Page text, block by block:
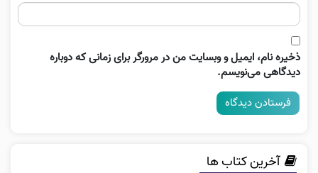
ذخیره نام، ایمیل و وبسایت من در مرورگر برای زمانی که دوباره
دیدگاهی می‌نویسم.
آخرین کتاب ها